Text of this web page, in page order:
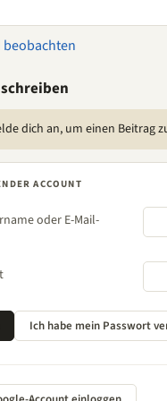
dich an, um einen Beitrag
ACCOUNT
oder E-Mail-